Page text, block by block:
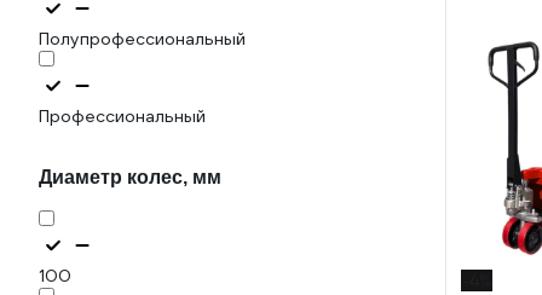
Полупрофессиональный
Профессиональный
Диаметр колес, мм
100